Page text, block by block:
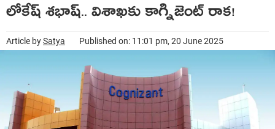
లోకేష్ శ‌భాష్‌.. విశాఖ‌కు కాగ్నిజెంట్ రాక‌!
Article bySatya Published on: 11:01 pm, 20 June 2025